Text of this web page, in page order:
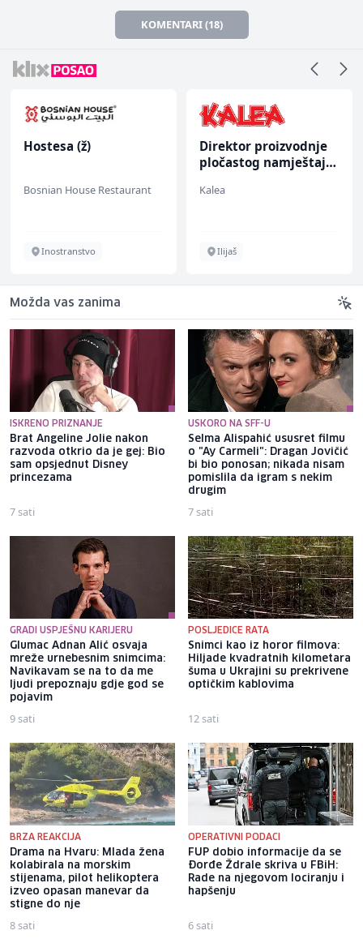
KOMENTARI (18)
Hostesa (ž)
Bosnian House Restaurant
Inostranstvo
Direktor proizvodnje
pločastog namještaja
Kalea
Ilijaš
Možda vas zanima
ISKRENO PRIZNANJE
Brat Angeline Jolie nakon
razvoda otkrio da je gej: Bio
sam opsjednut Disney
princezama
7 sati
USKORO NA SFF-U
Selma Alispahić ususret filmu
o "Ay Carmeli": Dragan Jovičić
bi bio ponosan; nikada nisam
pomislila da igram s nekim
drugim
7 sati
GRADI USPJEŠNU KARIJERU
Glumac Adnan Alić osvaja
mreže urnebesnim snimcima:
Navikavam se na to da me
ljudi prepoznaju gdje god se
pojavim
9 sati
POSLJEDICE RATA
Snimci kao iz horor filmova:
Hiljade kvadratnih kilometara
šuma u Ukrajini su prekrivene
optičkim kablovima
12 sati
BRZA REAKCIJA
Drama na Hvaru: Mlada žena
kolabirala na morskim
stijenama, pilot helikoptera
izveo opasan manevar da
stigne do nje
8 sati
OPERATIVNI PODACI
FUP dobio informacije da se
Đorđe Ždrale skriva u FBiH:
Rade na njegovom lociranju i
hapšenju
6 sati